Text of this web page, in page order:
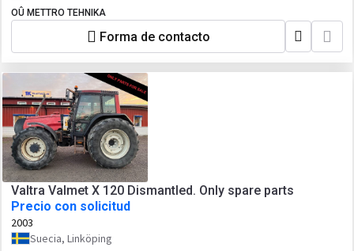
OÛ METTRO TEHNIKA
Forma de contacto
Valtra Valmet X 120 Dismantled. Only spare parts
Precio con solicitud
2003
Suecia, Linköping